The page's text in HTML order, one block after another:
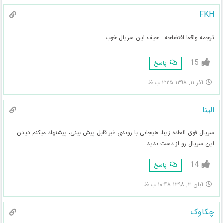
FKH
ترجمه واقعا افتضاحه… حیف این سریال خوب
15 پاسخ
آذر ۱۱, ۱۳۹۸ ۲:۲۵ ب.ظ
الینا
سریال فوق العاده زیبا، هیجانی با روندی غیر قابل پیش بینی، پیشنهاد میکنم دیدن
این سریال رو از دست ندید
14 پاسخ
آبان ۳, ۱۳۹۸ ۱۰:۴۸ ب.ظ
چکاوک